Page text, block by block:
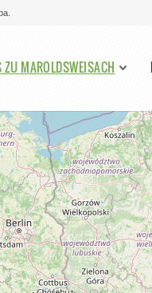
ZU MAROLDSWEISACH